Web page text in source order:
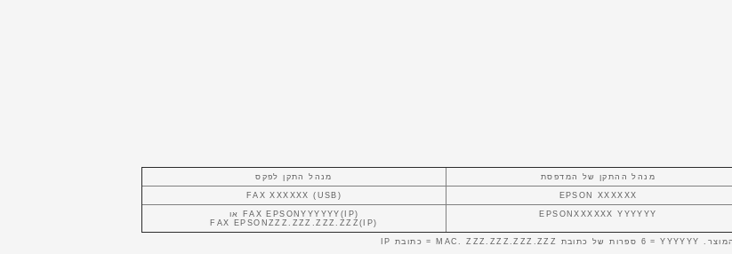
מנהל ההתקן של המדפסת מנהל התקן לפקס
EPSON XXXXXX
FAX XXXXXX (USB)‎
EPSONXXXXXX YYYYYY
FAX EPSONYYYYYY(IP)‎ או
FAX EPSONZZZ.ZZZ.ZZZ.ZZZ(IP)‎